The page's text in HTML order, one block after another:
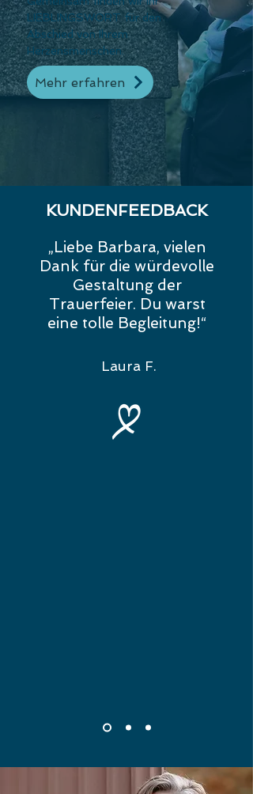
LIEBLINGSWORT für den
Abschied von Ihrem
Herzensmenschen.
Mehr erfahren
KUNDENFEEDBACK
„Liebe Barbara, vielen
Dank für die würdevolle
Gestaltung der
Trauerfeier. Du warst
eine tolle Begleitung!“
Laura F.